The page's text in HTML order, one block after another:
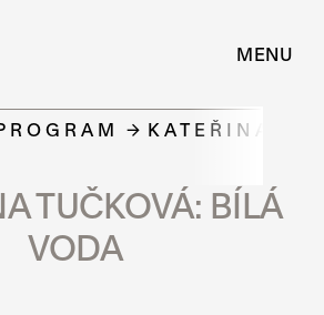
MENU
KATEŘINA
TUČKOVÁ: BÍLÁ
VODA